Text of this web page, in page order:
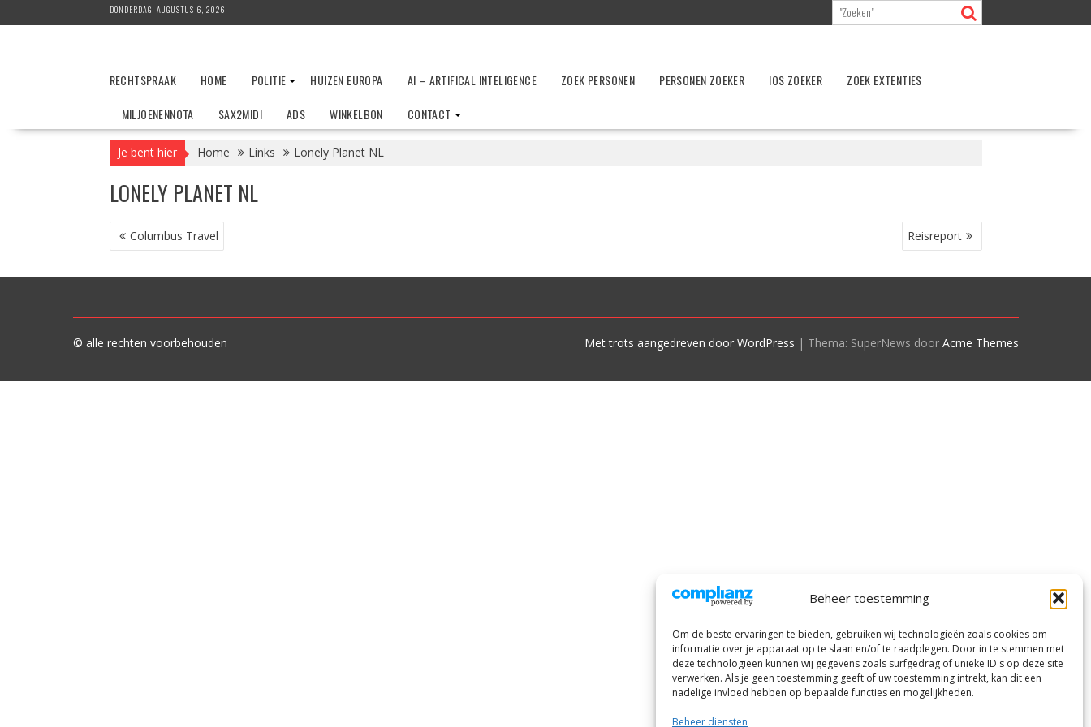
Beheer toestemming
Om de beste ervaringen te bieden, gebruiken wij technologieën zoals cookies om
informatie over je apparaat op te slaan en/of te raadplegen. Door in te stemmen met
deze technologieën kunnen wij gegevens zoals surfgedrag of unieke ID's op deze site
verwerken. Als je geen toestemming geeft of uw toestemming intrekt, kan dit een
nadelige invloed hebben op bepaalde functies en mogelijkheden.
Beheer diensten
naar
DONDERDAG, AUGUSTUS 6, 2026
RECHTSPRAAK HOME POLITIE HUIZEN EUROPA AI – ARTIFICAL INTELIGENCE ZOEK PERSONEN PERSONEN ZOEKER IOS ZOEKER
ZOEK EXTENTIES
MILJOENENNOTA
SAX2MIDI ADS WINKELBON CONTACT
Je bent hier Home Links Lonely Planet NL
LONELY PLANET NL
BERICHT
NAVIGATIE
Columbus Travel Reisreport
© alle rechten voorbehouden Met trots aangedreven door WordPress | Thema: SuperNews door Acme Themes